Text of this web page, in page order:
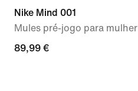
Nike Mind 001
Mules pré-jogo para mulher
89,99
89,99 €